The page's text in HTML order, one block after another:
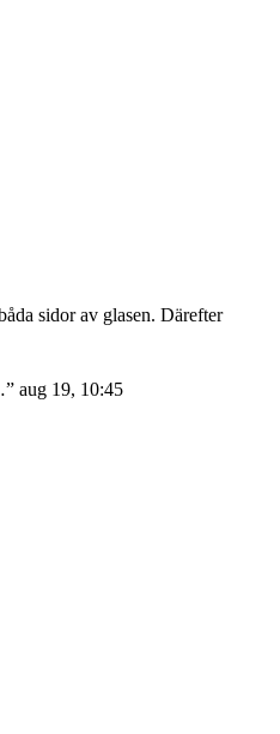
sidor av glasen. Därefter
” aug 19, 10:45